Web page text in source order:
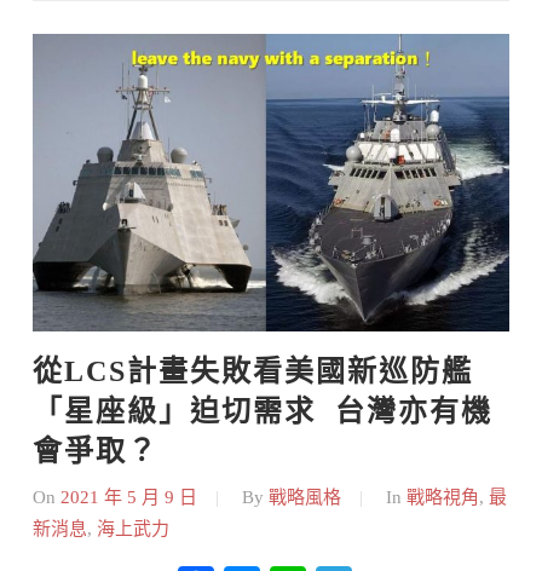
從LCS計畫失敗看美國新巡防艦
「星座級」迫切需求  台灣亦有機
會爭取？
On 2021 年 5 月 9 日 By 戰略風格 In 戰略視角, 最
新消息, 海上武力